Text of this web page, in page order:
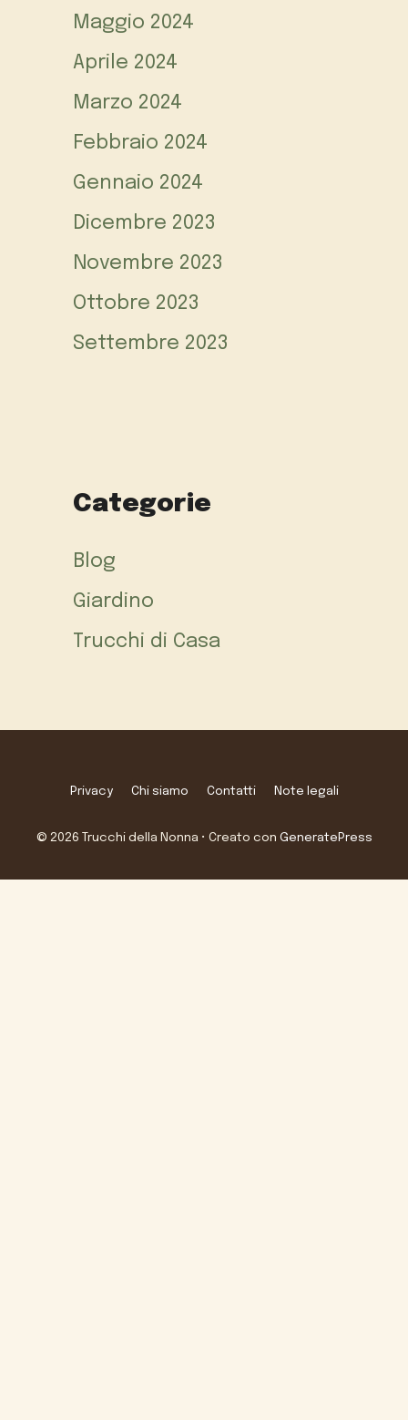
Maggio 2024
Aprile 2024
Marzo 2024
Febbraio 2024
Gennaio 2024
Dicembre 2023
Novembre 2023
Ottobre 2023
Settembre 2023
Categorie
Blog
Giardino
Trucchi di Casa
Privacy Chi siamo Contatti Note legali
© 2026 Trucchi della Nonna • Creato con GeneratePress